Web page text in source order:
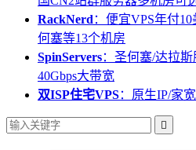
RackNerd ：便宜VPS年付
何塞等13个机房
SpinServers：圣何塞/达拉斯
40Gbps大带宽
双ISP住宅VPS：原生IP/家
